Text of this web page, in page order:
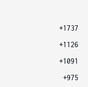
+1737
+1126
+1091
+975